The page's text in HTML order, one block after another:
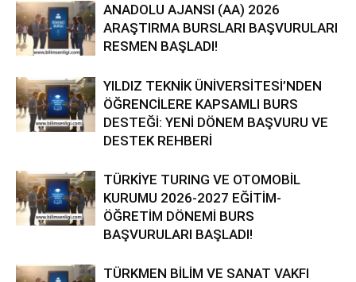
ANADOLU AJANSI (AA) 2026
ARAŞTIRMA BURSLARI BAŞVURULARI
RESMEN BAŞLADI!
YILDIZ TEKNİK ÜNİVERSİTESİ’NDEN
ÖĞRENCİLERE KAPSAMLI BURS
DESTEĞİ: YENİ DÖNEM BAŞVURU VE
DESTEK REHBERİ
TÜRKİYE TURING VE OTOMOBİL
KURUMU 2026-2027 EĞİTİM-
ÖĞRETİM DÖNEMİ BURS
BAŞVURULARI BAŞLADI!
TÜRKMEN BİLİM VE SANAT VAKFI